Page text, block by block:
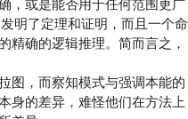
明了定理和证明，而且一个命
精确的逻辑推理。简而言之，
图，而察知模式与强调本能的
身的差异，难怪他们在方法上